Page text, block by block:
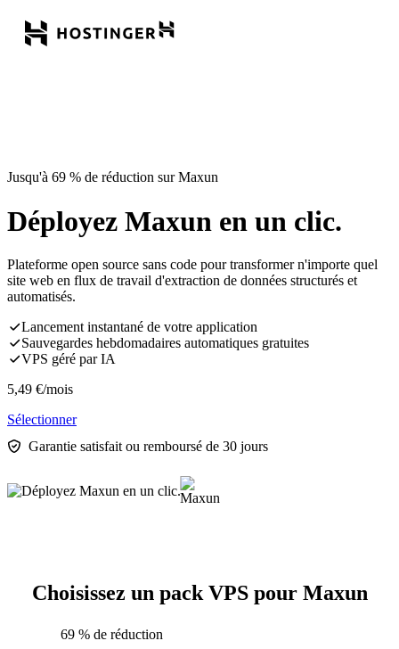
Jusqu'à 69 % de réduction sur Maxun
Déployez Maxun en un clic.
Plateforme open source sans code pour transformer n'importe quel
site web en flux de travail d'extraction de données structurés et
automatisés.
Lancement instantané de votre application
Sauvegardes hebdomadaires automatiques gratuites
VPS géré par IA
5,49 €/mois
Sélectionner
Garantie satisfait ou remboursé de 30 jours
Choisissez un pack VPS pour Maxun
69 % de réduction